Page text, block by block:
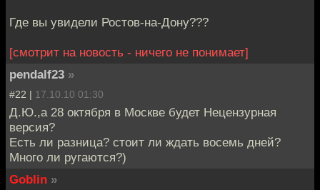
Где вы увидели Ростов-на-Дону???
[смотрит на новость - ничего не понимает]
pendalf23 »
#22 | 17.10.10 01:30
Д.Ю.,а 28 октября в Москве будет Нецензурная
версия?
Есть ли разница? стоит ли ждать восемь дней?
Много ли ругаются?)
Goblin »